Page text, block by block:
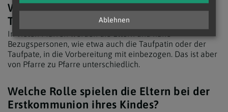
Welche Rolle spielt der Taufpate/ die
Taufpatin bei der Erstkommunion?
In vielen Pfarren werden die Eltern und nahe
Bezugspersonen, wie etwa auch die Taufpatin oder der
Taufpate, in die Vorbereitung mit einbezogen. Das ist aber
von Pfarre zu Pfarre unterschiedlich.
Welche Rolle spielen die Eltern bei der
Erstkommunion ihres Kindes?
Ablehnen